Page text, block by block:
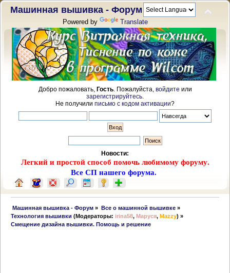
Машинная вышивка - Форум
Powered by Translate
Добро пожаловать, Гость. Пожалуйста, войдите или
зарегистрируйтесь
Не получили письмо с кодом активации?
Новости:
Легкий и простой способ помочь любимому форуму.
Все СП нашего форума.
Машинная вышивка - Форум » Все о машинной вышивке»
Технология вышивки (Модераторы:irina58,Маруся,Mazzy) »
Смещение дизайна вышивки. Помощь и решение